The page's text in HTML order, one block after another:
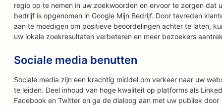
regio op te nemen in uw zoekwoorden en ervoor te zorgen dat
bedrijf is opgenomen in Google Mijn Bedrijf. Door tevreden
aan te moedigen om positieve beoordelingen achter te laten,
uw lokale zoekresultaten verbeteren en meer bezoekers
Sociale media benutten
Sociale media zijn een krachtig middel om verkeer naar uw
te leiden. Deel inhoud van hoge kwaliteit op platforms als
Facebook en Twitter en ga de dialoog aan met uw publiek door